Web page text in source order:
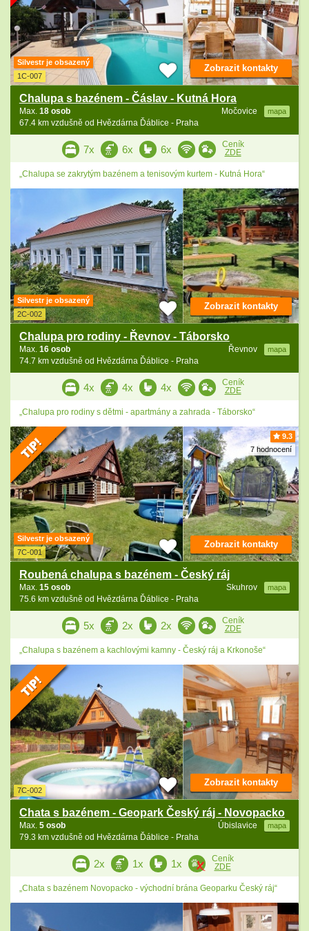
Silvestr je obsazený
1C-007
Chalupa s bazénem - Čáslav - Kutná Hora
Močovice mapa
Max. 18 osob
67.4 km vzdušně od Hvězdárna Ďáblice - Praha
Zobrazit kontakty
7x 6x 6x
Ceník
ZDE
„Chalupa se zakrytým bazénem a tenisovým kurtem - Kutná Hora“
Silvestr je obsazený
2C-002
Chalupa pro rodiny - Řevnov - Táborsko
Řevnov mapa
Max. 16 osob
74.7 km vzdušně od Hvězdárna Ďáblice - Praha
Zobrazit kontakty
4x 4x 4x
Ceník
ZDE
„Chalupa pro rodiny s dětmi - apartmány a zahrada - Táborsko“
9.3
7 hodnocení
Silvestr je obsazený
7C-001
Roubená chalupa s bazénem - Český ráj
Skuhrov mapa
Max. 15 osob
75.6 km vzdušně od Hvězdárna Ďáblice - Praha
Zobrazit kontakty
5x 2x 2x
Ceník
ZDE
„Chalupa s bazénem a kachlovými kamny - Český ráj a Krkonoše“
7C-002
Chata s bazénem - Geopark Český ráj - Novopacko
Úbislavice mapa
Max. 5 osob
79.3 km vzdušně od Hvězdárna Ďáblice - Praha
Zobrazit kontakty
2x 1x 1x
Ceník
ZDE
„Chata s bazénem Novopacko - východní brána Geoparku Český ráj“